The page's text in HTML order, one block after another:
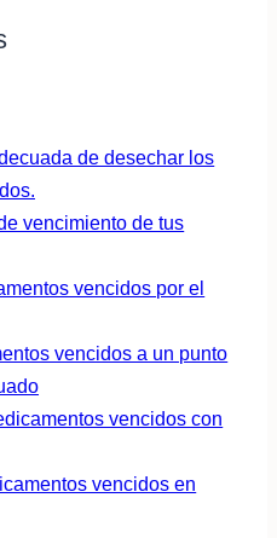
de desechar los
vencimiento de tus
vencidos por el
vencidos a un punto
vencidos con
vencidos en